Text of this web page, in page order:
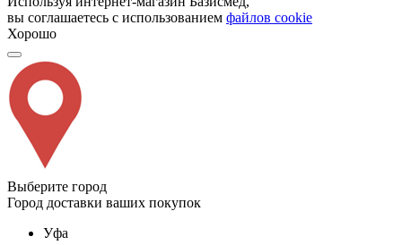
вы соглашаетесь с использованием файлов cookie
Хорошо
Выберите город
Город доставки ваших покупок
Уфа